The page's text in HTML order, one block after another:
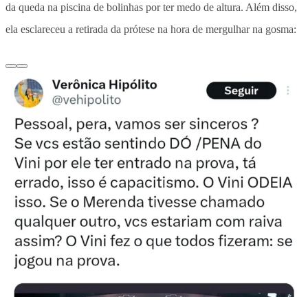
da queda na piscina de bolinhas por ter medo de altura. Além disso,
ela esclareceu a retirada da prótese na hora de mergulhar na gosma: